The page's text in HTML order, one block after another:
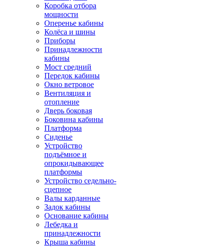
Коробка отбора
мощности
Оперенье кабины
Колёса и шины
Приборы
Принадлежности
кабины
Мост средний
Передок кабины
Окно ветровое
Вентиляция и
отопление
Дверь боковая
Боковина кабины
Платформа
Сиденье
Устройство
подъёмное и
опрокидывающее
платформы
Устройство седельно-
сцепное
Валы карданные
Задок кабины
Основание кабины
Лебедка и
принадлежности
Крыша кабины